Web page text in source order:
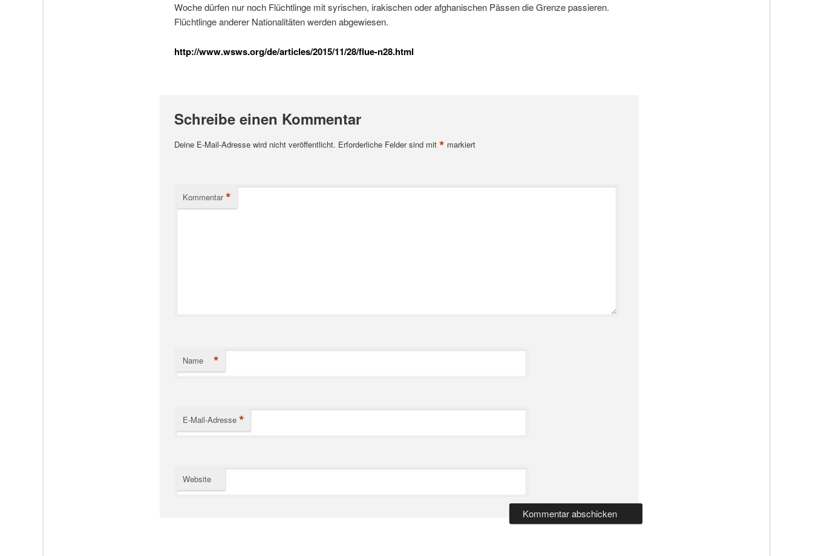
Woche dürfen nur noch Flüchtlinge mit syrischen, irakischen oder afghanischen Pässen die Grenze passieren.
Flüchtlinge anderer Nationalitäten werden abgewiesen.
http://www.wsws.org/de/articles/2015/11/28/flue-n28.html
Schreibe einen Kommentar
Deine E-Mail-Adresse wird nicht veröffentlicht. Erforderliche Felder sind mit * markiert
Kommentar *
Name *
E-Mail-Adresse *
Website